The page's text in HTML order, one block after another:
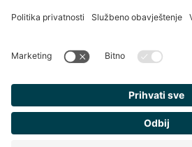
Transakcije